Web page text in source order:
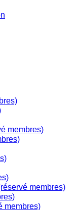
membres)
membres)
membres)